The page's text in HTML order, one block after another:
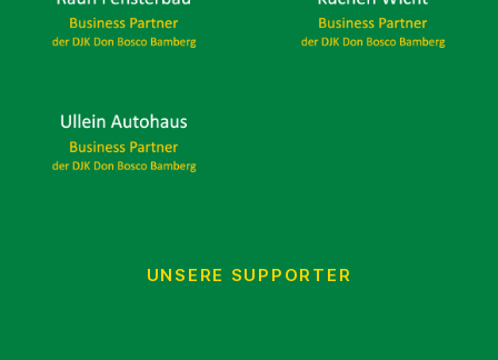
UNSERE SUPPORTER